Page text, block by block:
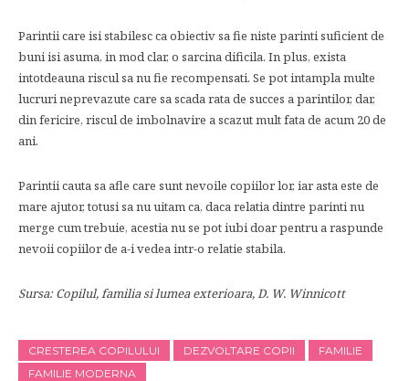
Parintii care isi stabilesc ca obiectiv sa fie niste parinti suficient de
buni isi asuma, in mod clar, o sarcina dificila. In plus, exista
intotdeauna riscul sa nu fie recompensati. Se pot intampla multe
lucruri neprevazute care sa scada rata de succes a parintilor, dar,
din fericire, riscul de imbolnavire a scazut mult fata de acum 20 de
ani.
Parintii cauta sa afle care sunt nevoile copiilor lor, iar asta este de
mare ajutor, totusi sa nu uitam ca, daca relatia dintre parinti nu
merge cum trebuie, acestia nu se pot iubi doar pentru a raspunde
nevoii copiilor de a-i vedea intr-o relatie stabila.
Sursa: Copilul, familia si lumea exterioara, D. W. Winnicott
CRESTEREA COPILULUI DEZVOLTARE COPII
FAMILIE
FAMILIE MODERNA